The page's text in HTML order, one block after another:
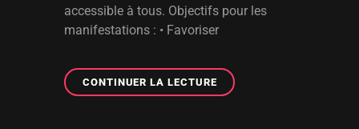
accessible à tous. Objectifs pour les
manifestations : • Favoriser
CONTINUER LA LECTUREUN
FESTIVAL